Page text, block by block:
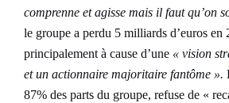
comprenne et agisse mais il faut qu’on
le groupe a perdu 5 milliards d’euros en
principalement à cause d’une « vision
et un actionnaire majoritaire fantôme ».
87% des parts du groupe, refuse de «